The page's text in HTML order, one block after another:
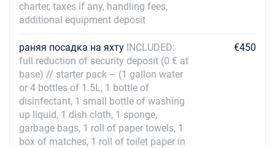
09/10/2027 - 16/10/2027
Забронировать
16/10/2027 - 23/10/2027 €2277
Забронировать
23/10/2027 - 30/10/2027
Забронировать
30/10/2027 - 06/11/2027
Забронировать
charter, taxes if any, handling fees,
additional equipment deposit
раняя посадка на яхту INCLUDED:
full reduction of security deposit (0 € at
base) // starter pack – (1 gallon water
or 4 bottles of 1.5L, 1 bottle of
disinfectant, 1 small bottle of washing
up liquid, 1 dish cloth, 1 sponge,
garbage bags, 1 roll of paper towels, 1
box of matches, 1 roll of toilet paper in
€450